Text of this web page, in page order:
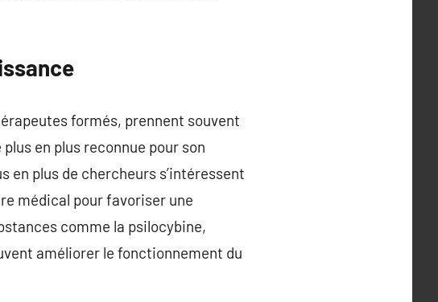
formés, prennent souvent
en plus reconnue pour son
plus de chercheurs s’intéressent
médical pour favoriser une
comme la psilocybine,
améliorer le fonctionnement du